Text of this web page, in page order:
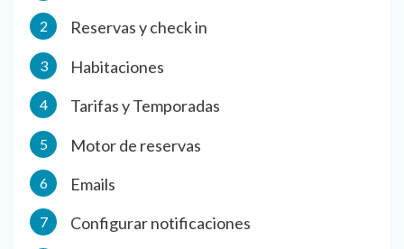
Reservas y check in
Habitaciones
Tarifas y Temporadas
Motor de reservas
Emails
Configurar notificaciones